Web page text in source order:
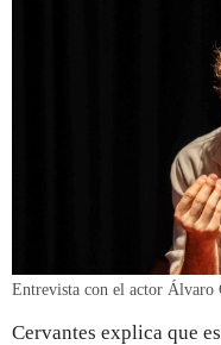
Entrevista con el actor
Cervantes explica que